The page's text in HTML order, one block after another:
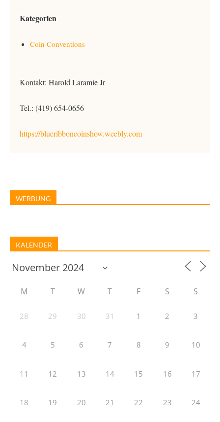
Kategorien
Coin Conventions
Kontakt: Harold Laramie Jr
Tel.: (419) 654-0656
https://blueribboncoinshow.weebly.com
WERBUNG
KALENDER
M T W T F S S
28 29 30 31 1 2 3
4 5 6 7 8 9 10
11 12 13 14 15 16 17
18 19 20 21 22 23 24